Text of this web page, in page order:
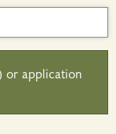
or application